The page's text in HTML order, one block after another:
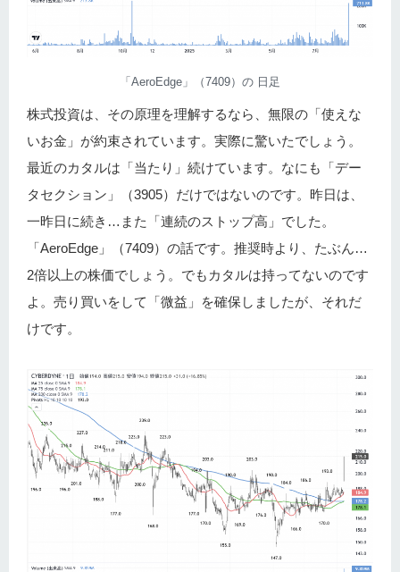
「AeroEdge」（7409）の 日足
株式投資は、その原理を理解するなら、無限の「使えな
いお金」が約束されています。実際に驚いたでしょう。
最近のカタルは「当たり」続けています。なにも「デー
タセクション」（3905）だけではないのです。昨日は、
一昨日に続き…また「連続のストップ高」でした。
「AeroEdge」（7409）の話です。推奨時より、たぶん…
2倍以上の株価でしょう。でもカタルは持ってないのです
よ。売り買いをして「微益」を確保しましたが、それだ
けです。